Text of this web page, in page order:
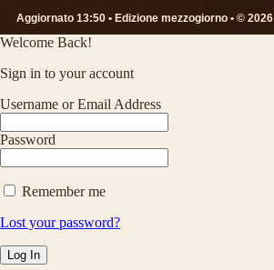
Aggiornato 13:50 • Edizione mezzogiorno • ©
Welcome Back!
Sign in to your account
Username or Email Address
Password
Remember me
Lost your password?